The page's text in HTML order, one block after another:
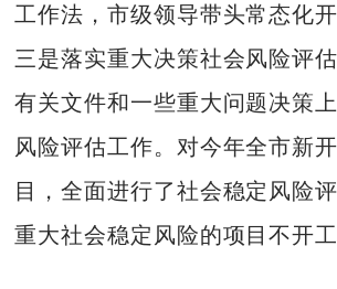
工作法，市级领导带头常态化开
三是落实重大决策社会风险评
有关文件和一些重大问题决策
风险评估工作。对今年全市新
目，全面进行了社会稳定风险
重大社会稳定风险的项目不开工